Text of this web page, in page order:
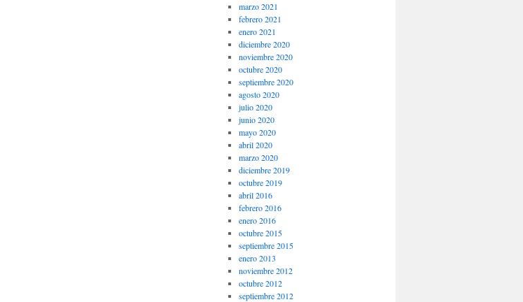
marzo 2021
febrero 2021
enero 2021
diciembre 2020
noviembre 2020
octubre 2020
septiembre 2020
agosto 2020
julio 2020
junio 2020
mayo 2020
abril 2020
marzo 2020
diciembre 2019
octubre 2019
abril 2016
febrero 2016
enero 2016
octubre 2015
septiembre 2015
enero 2013
noviembre 2012
octubre 2012
septiembre 2012